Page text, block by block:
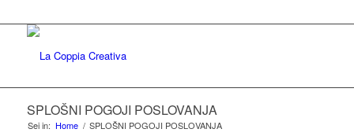
SPLOŠNI POGOJI POSLOVANJA
Sei in: Home / SPLOŠNI POGOJI POSLOVANJA